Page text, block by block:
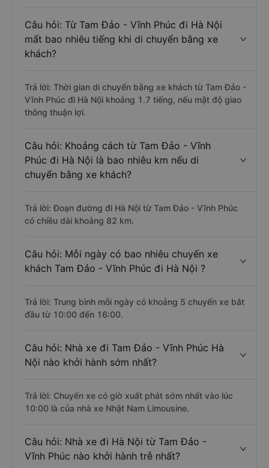
Câu hỏi: Từ Tam Đảo - Vĩnh Phúc đi Hà Nội
mất bao nhiêu tiếng khi di chuyển bằng xe
khách?
Trả lời: Thời gian di chuyển bằng xe khách từ Tam Đảo -
Vĩnh Phúc đi Hà Nội khoảng 1.7 tiếng, nếu mật độ giao
thông thuận lợi.
Câu hỏi: Khoảng cách từ Tam Đảo - Vĩnh
Phúc đi Hà Nội là bao nhiêu km nếu di
chuyển bằng xe khách?
Trả lời: Đoạn đường đi Hà Nội từ Tam Đảo - Vĩnh Phúc
có chiều dài khoảng 82 km.
Câu hỏi: Mỗi ngày có bao nhiêu chuyến xe
khách Tam Đảo - Vĩnh Phúc đi Hà Nội ?
Trả lời: Trung bình mỗi ngày có khoảng 5 chuyến xe bắt
đầu từ 10:00 đến 16:00.
Câu hỏi: Nhà xe đi Tam Đảo - Vĩnh Phúc Hà
Nội nào khởi hành sớm nhất?
Trả lời: Chuyến xe có giờ xuất phát sớm nhất vào lúc
10:00 là của nhà xe Nhật Nam Limousine.
Câu hỏi: Nhà xe đi Hà Nội từ Tam Đảo -
Vĩnh Phúc nào khởi hành trễ nhất?